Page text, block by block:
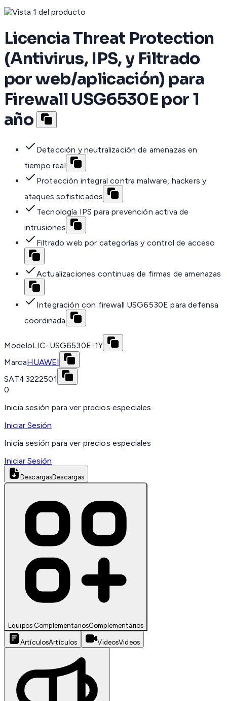
Licencia Threat Protection
(Antivirus, IPS, y Filtrado
por web/aplicación) para
Firewall USG6530E por 1
año
Detección y neutralización de amenazas en
tiempo real
Protección integral contra malware, hackers y
ataques sofisticados
Tecnología IPS para prevención activa de
intrusiones
Filtrado web por categorías y control de acceso
Actualizaciones continuas de firmas de amenazas
Integración con firewall USG6530E para defensa
coordinada
ModeloLIC-USG6530E-1Y
MarcaHUAWEI
SAT43222501
0
Inicia sesión para ver precios especiales
Iniciar Sesión
Inicia sesión para ver precios especiales
Iniciar Sesión
DescargasDescargas
Equipos ComplementariosComplementarios
ArtículosArtículos VideosVideos